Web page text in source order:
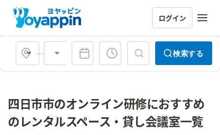
ログイン
会場タイプ 検索する
四日市市のオンライン研修におすすめ
のレンタルスペース・貸し会議室一覧